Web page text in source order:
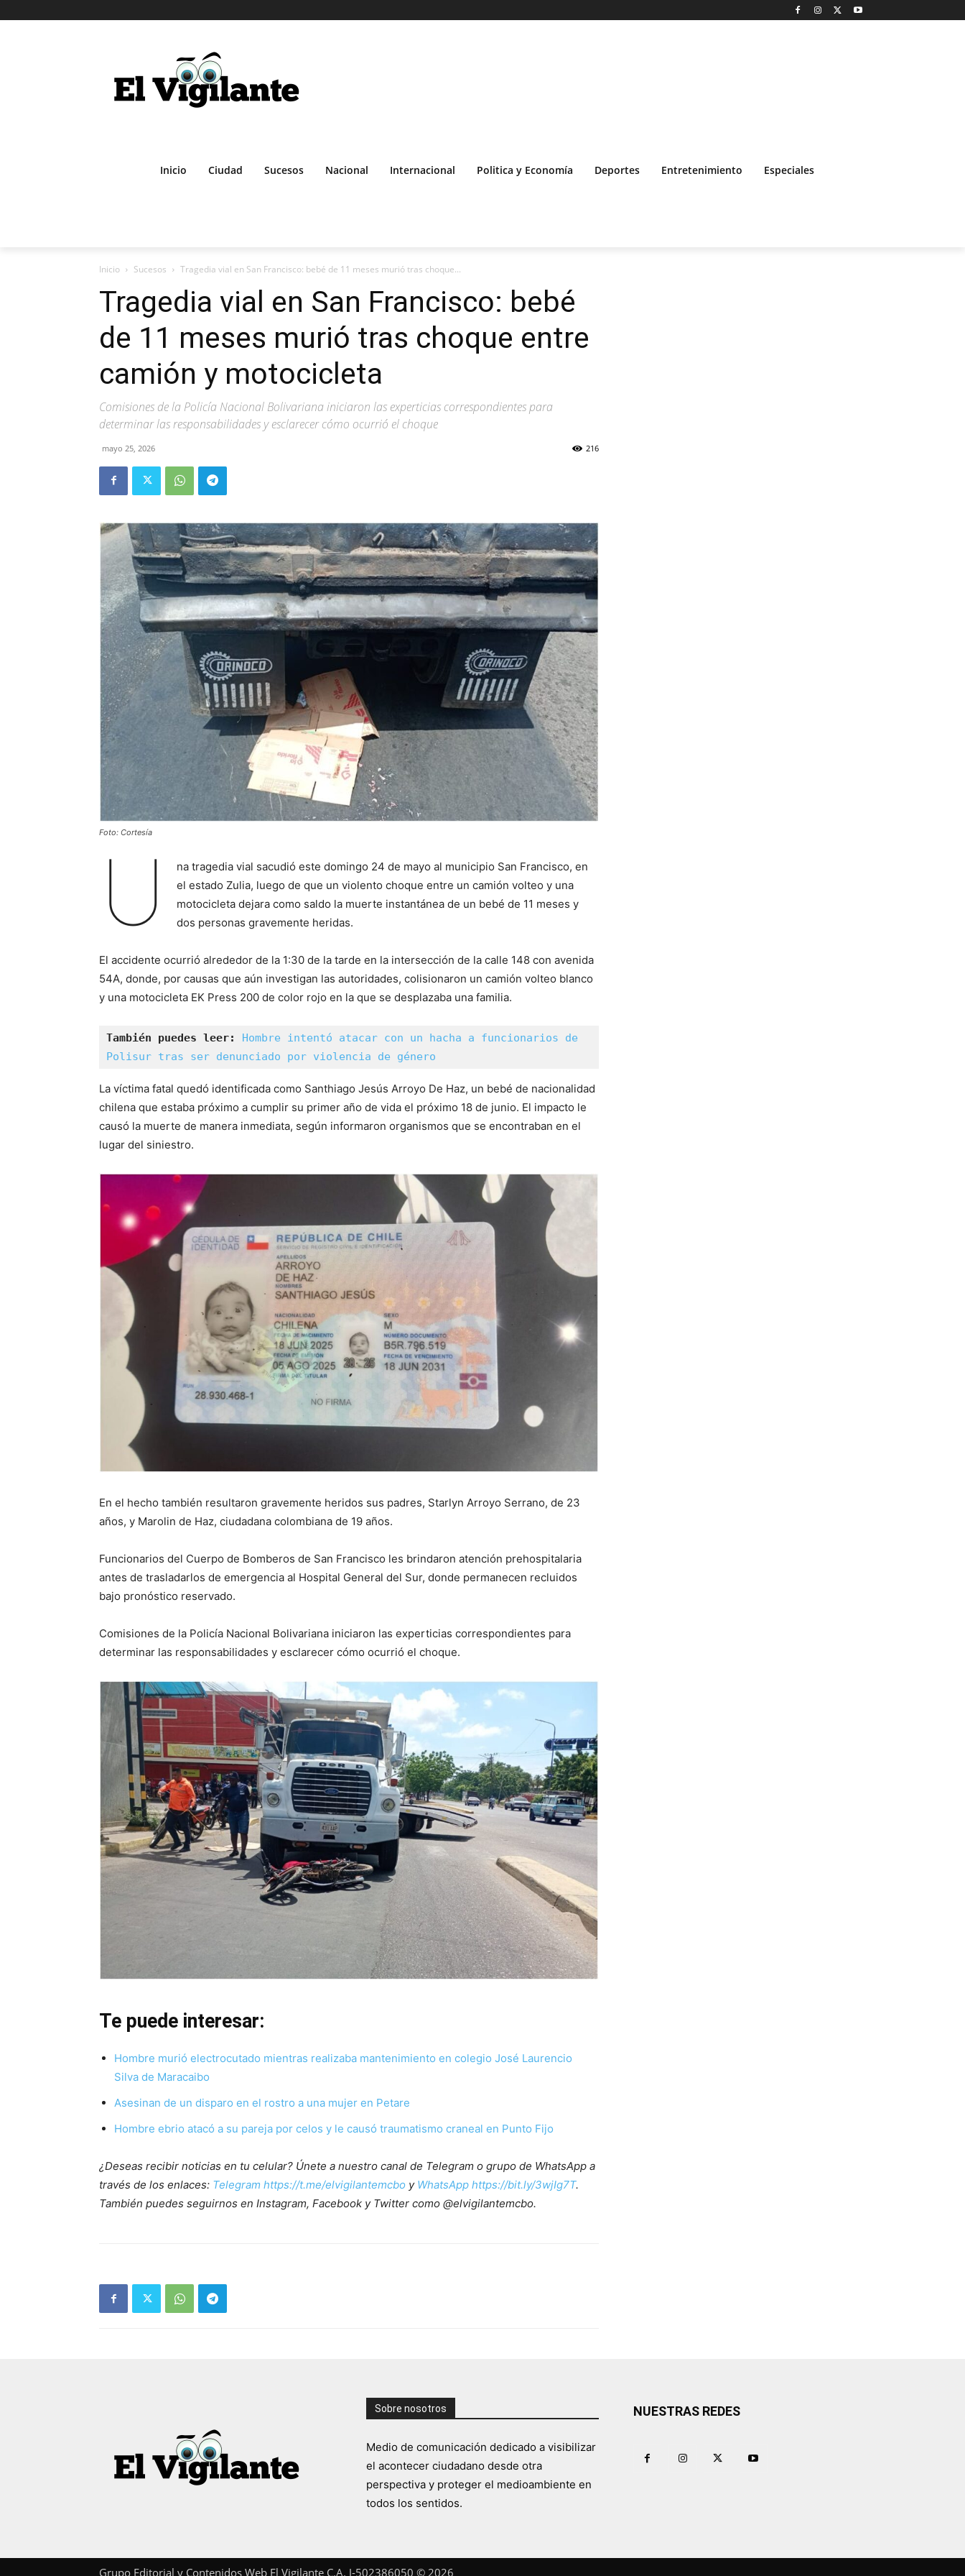
Inicio Ciudad Sucesos Nacional Internacional Politica y Economía Deportes Entretenimiento Especiales
Inicio Sucesos Tragedia vial en San Francisco: bebé de 11 meses murió tras choque...
Tragedia vial en San Francisco: bebé
de 11 meses murió tras choque entre
camión y motocicleta
Comisiones de la Policía Nacional Bolivariana iniciaron las experticias correspondientes para
determinar las responsabilidades y esclarecer cómo ocurrió el choque
mayo 25, 2026 216
Foto: Cortesía
U
na tragedia vial sacudió este domingo 24 de mayo al municipio San Francisco, en
el estado Zulia, luego de que un violento choque entre un camión volteo y una
motocicleta dejara como saldo la muerte instantánea de un bebé de 11 meses y
dos personas gravemente heridas.
El accidente ocurrió alrededor de la 1:30 de la tarde en la intersección de la calle 148 con avenida
54A, donde, por causas que aún investigan las autoridades, colisionaron un camión volteo blanco
y una motocicleta EK Press 200 de color rojo en la que se desplazaba una familia.
También puedes leer:
Hombre intentó atacar con un hacha a funcionarios de
Polisur tras ser denunciado por violencia de género
La víctima fatal quedó identificada como Santhiago Jesús Arroyo De Haz, un bebé de nacionalidad
chilena que estaba próximo a cumplir su primer año de vida el próximo 18 de junio. El impacto le
causó la muerte de manera inmediata, según informaron organismos que se encontraban en el
lugar del siniestro.
En el hecho también resultaron gravemente heridos sus padres, Starlyn Arroyo Serrano, de 23
años, y Marolin de Haz, ciudadana colombiana de 19 años.
Funcionarios del Cuerpo de Bomberos de San Francisco les brindaron atención prehospitalaria
antes de trasladarlos de emergencia al Hospital General del Sur, donde permanecen recluidos
bajo pronóstico reservado.
Comisiones de la Policía Nacional Bolivariana iniciaron las experticias correspondientes para
determinar las responsabilidades y esclarecer cómo ocurrió el choque.
Te puede interesar:
Hombre murió electrocutado mientras realizaba mantenimiento en colegio José Laurencio
Silva de Maracaibo
Asesinan de un disparo en el rostro a una mujer en Petare
Hombre ebrio atacó a su pareja por celos y le causó traumatismo craneal en Punto Fijo
¿Deseas recibir noticias en tu celular? Únete a nuestro canal de Telegram o grupo de WhatsApp a
través de los enlaces: Telegram https://t.me/elvigilantemcbo y WhatsApp https://bit.ly/3wjIg7T.
También puedes seguirnos en Instagram, Facebook y Twitter como @elvigilantemcbo.
Sobre nosotros
Medio de comunicación dedicado a visibilizar
el acontecer ciudadano desde otra
perspectiva y proteger el medioambiente en
todos los sentidos.
NUESTRAS REDES
Grupo Editorial y Contenidos Web El Vigilante C.A. J-502386050 © 2026